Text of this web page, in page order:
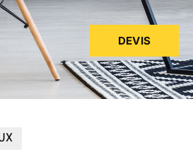
DEVIS